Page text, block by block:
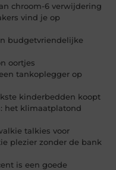
chroom-6 verwijdering
vind je op
budgetvriendelijke
oortjes
tankoplegger op
kinderbedden koopt
het klimaatplatond
talkies voor
plezier zonder de bank
is een goede